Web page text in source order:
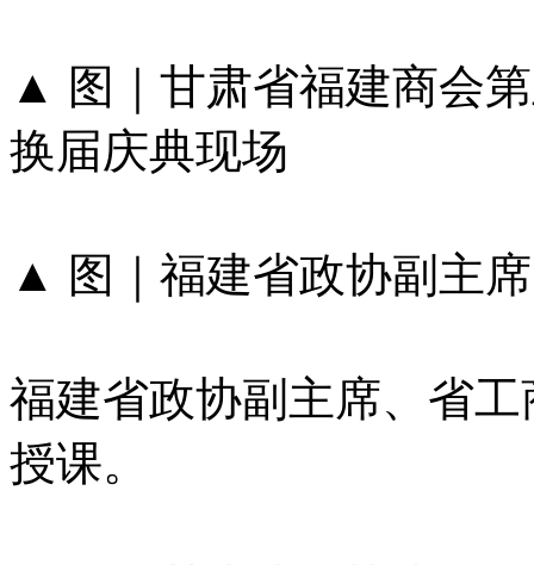
▲ 图｜甘肃省福建商会
换届庆典现场
▲​​​​​​​ 图｜福建省政协副主
福建省政协副主席、省
授课。